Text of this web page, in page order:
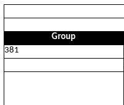
Group
381